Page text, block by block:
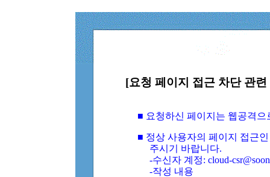
[요청 페이지 접근 차단 관
■ 요청하신 페이지는 웹공격
■ 정상 사용자의 페이지 접근
주시기 바랍니다.
-수신자 계정: cloud-
-작성 내용